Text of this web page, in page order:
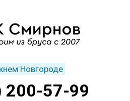
Новгороде
200-57-99